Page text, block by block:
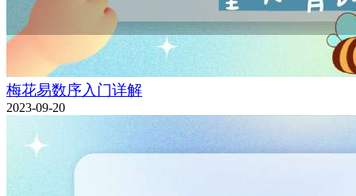
梅花易数序入门详解
2023-09-20